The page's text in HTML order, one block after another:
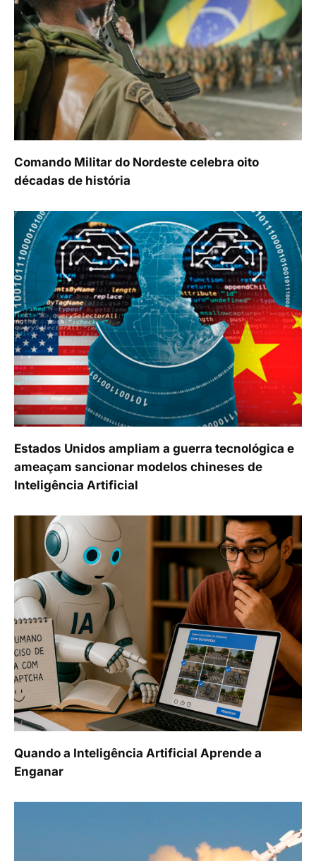
Comando Militar do Nordeste celebra oito
décadas de história
Estados Unidos ampliam a guerra tecnológica e
ameaçam sancionar modelos chineses de
Inteligência Artificial
Quando a Inteligência Artificial Aprende a
Enganar